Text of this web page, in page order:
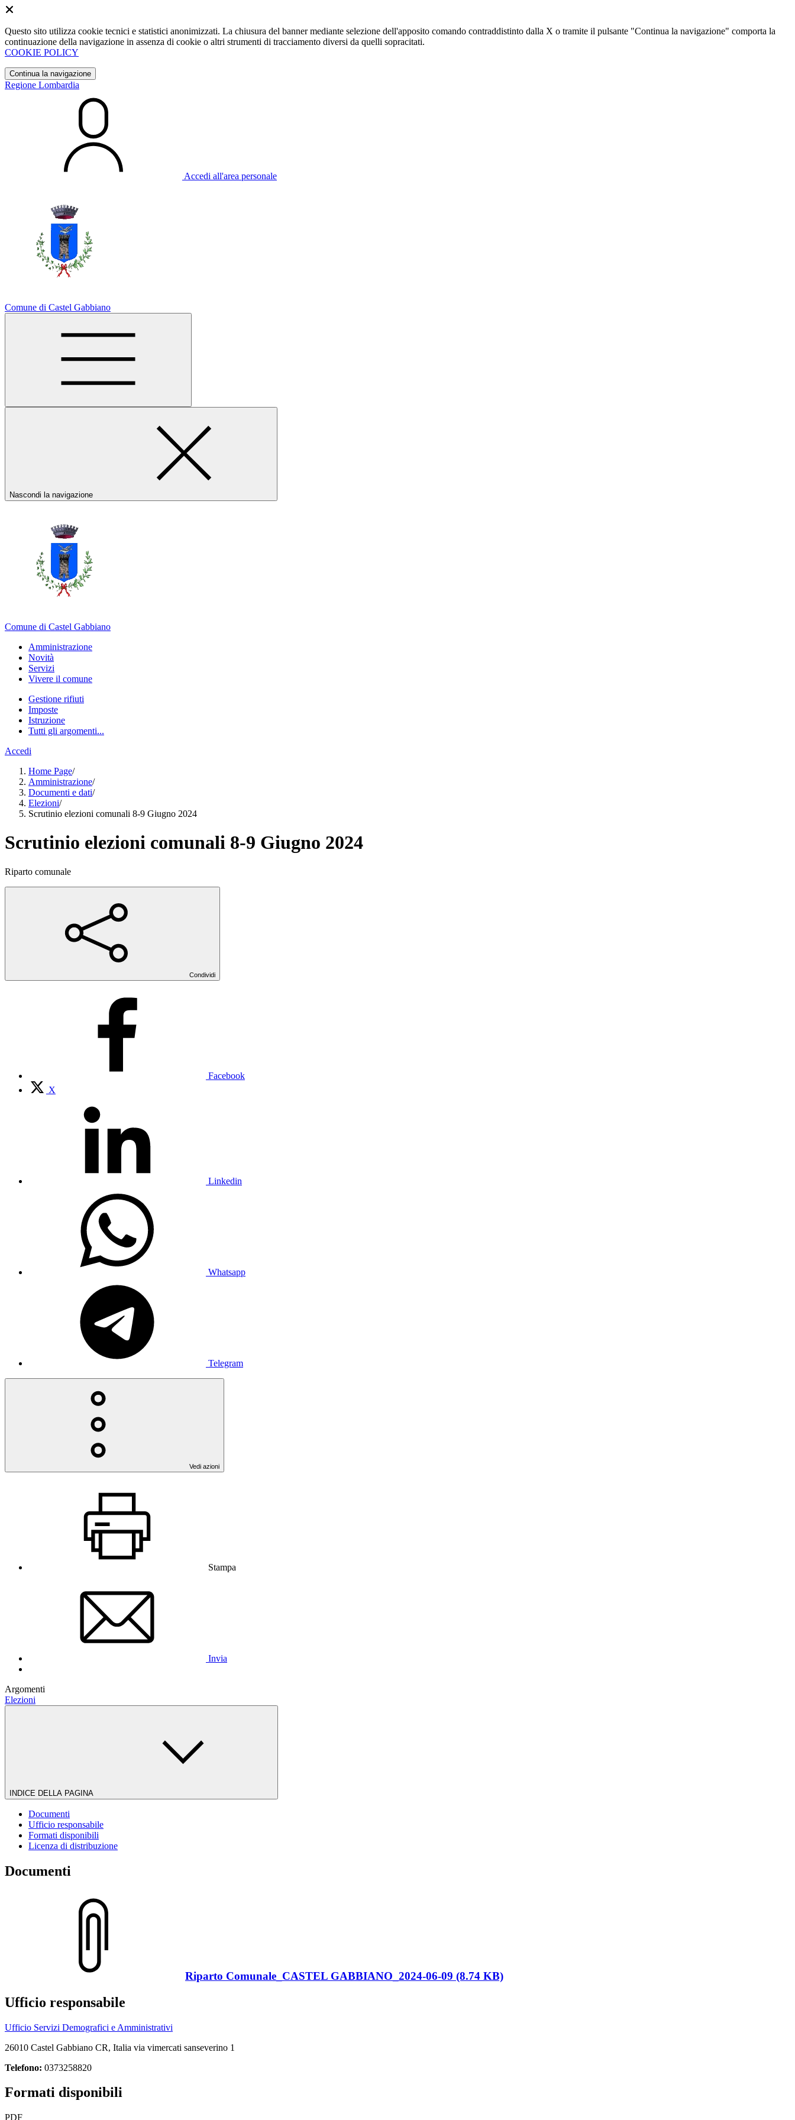
Questo sito utilizza cookie tecnici e statistici anonimizzati. La chiusura del banner mediante selezione dell'apposito comando contraddistinto dalla X o tramite il pulsante "Continua la navigazione" comporta la
continuazione della navigazione in assenza di cookie o altri strumenti di tracciamento diversi da quelli sopracitati.
COOKIE POLICY
Continua la navigazione
Regione Lombardia
Accedi all'area personale
Comune di Castel Gabbiano
Nascondi la navigazione
Comune di Castel Gabbiano
Amministrazione
Novità
Servizi
Vivere il comune
Gestione rifiuti
Imposte
Istruzione
Tutti gli argomenti...
Accedi
Home Page/
Amministrazione/
Documenti e dati/
Elezioni/
Scrutinio elezioni comunali 8-9 Giugno 2024
Scrutinio elezioni comunali 8-9 Giugno 2024
Riparto comunale
Condividi
Facebook
X
Linkedin
Whatsapp
Telegram
Vedi azioni
Stampa
Invia
Argomenti
Elezioni
INDICE DELLA PAGINA
Documenti
Ufficio responsabile
Formati disponibili
Licenza di distribuzione
Documenti
Riparto Comunale_CASTEL GABBIANO_2024-06-09 (8.74 KB)
Ufficio responsabile
Ufficio Servizi Demografici e Amministrativi
26010 Castel Gabbiano CR, Italia via vimercati sanseverino 1
Telefono: 0373258820
Formati disponibili
PDF